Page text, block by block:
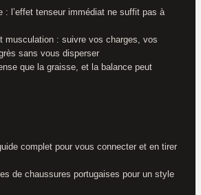
: l’effet tenseur immédiat ne suffit pas à
musculation : suivre vos charges, vos
sans vous disperser
que la graisse, et la balance peut
complet pour vous connecter et en tirer
de chaussures portugaises pour un style